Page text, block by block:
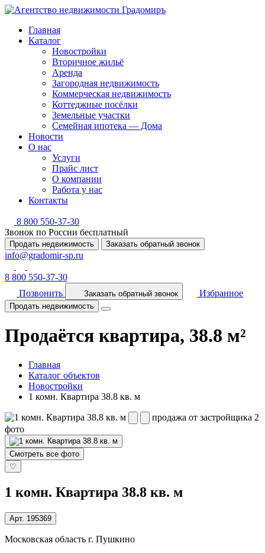
Главная
Каталог
Новостройки
Вторичное жильё
Аренда
Загородная недвижимость
Коммерческая недвижимость
Коттеджные посёлки
Земельные участки
Семейная ипотека — Дома
Новости
О нас
Услуги
Прайс лист
О компании
Работа у нас
Контакты
8 800 550-37-30
Звонок по России бесплатный
Продать недвижимость Заказать обратный звонок
info@gradomir-sp.ru
8 800 550-37-30
Позвонить
Заказать обратный звонок Избранное
Продать недвижимость
Продаётся квартира, 38.8 м²
Главная
Каталог объектов
Новостройки
1 комн. Квартира 38.8 кв. м
продажа от застройщика 2
фото
Смотреть все фото
♡
1 комн. Квартира 38.8 кв. м
Арт. 195369
Московская область г. Пушкино